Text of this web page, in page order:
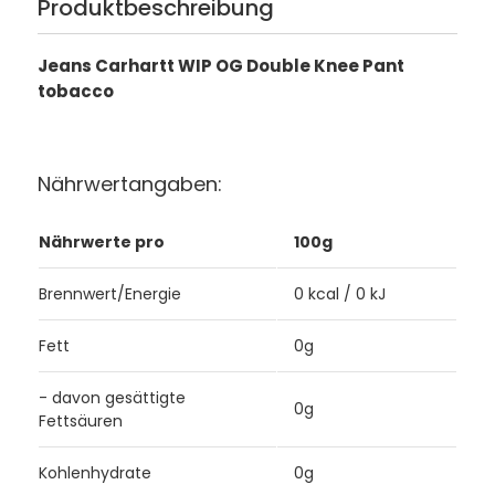
Produktbeschreibung
Jeans Carhartt WIP OG Double Knee Pant
tobacco
Nährwertangaben:
Nährwerte pro 100g
Brennwert/Energie 0 kcal / 0 kJ
Fett 0g
- davon gesättigte
Fettsäuren
0g
Kohlenhydrate 0g